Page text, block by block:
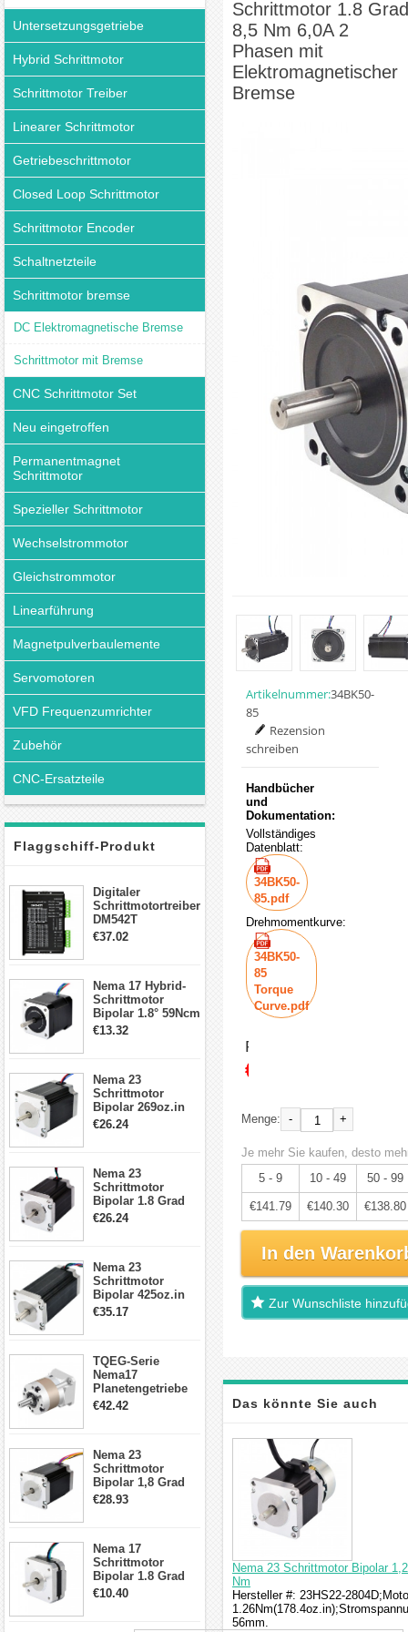
Untersetzungsgetriebe
Hybrid Schrittmotor
Schrittmotor Treiber
Linearer Schrittmotor
Getriebeschrittmotor
Closed Loop Schrittmotor
Schrittmotor Encoder
Schaltnetzteile
Schrittmotor bremse
DC Elektromagnetische Bremse
Schrittmotor mit Bremse
CNC Schrittmotor Set
Neu eingetroffen
Permanentmagnet
Schrittmotor
Spezieller Schrittmotor
Wechselstrommotor
Gleichstrommotor
Linearführung
Magnetpulverbaulemente
Servomotoren
VFD Frequenzumrichter
Zubehör
CNC-Ersatzteile
Flaggschiff-Produkt
Digitaler
Schrittmotortreiber
DM542T
Schrittmotor
Schrittmotor
€37.02
Nema 17 Hybrid-
Schrittmotor
Bipolar 1.8° 59Ncm
2A 4 Drähte mit 1m
€13.32
Nema 23
Schrittmotor
Bipolar 269oz.in
2,8A 57x57x76mm
€26.24
Nema 23
Schrittmotor
Bipolar 1.8 Grad
1.9Nm 3A 3.36V 4
€26.24
Nema 23
Schrittmotor
Bipolar 425oz.in
4.2A 57x57x114mm
€35.17
TQEG-Serie
Nema17
Planetengetriebe
5:1 Spiel 15Arc-
€42.42
Nema 23
Schrittmotor
Bipolar 1,8 Grad
2,83Nm 4 A 2,26V
€28.93
Nema 17
Schrittmotor
Bipolar 1.8 Grad
8.7Ncm 1A 3.5V 4
€10.40
Schrittmotor 1.8 Grad
8,5 Nm 6,0A 2
Phasen mit
Elektromagnetischer
Bremse
Artikelnummer:34BK50-
85
Rezension
schreiben
Handbücher
und
Dokumentation:
Vollständiges
Datenblatt:
34BK50-
85.pdf
Drehmomentkurve:
34BK50-
85
Torque
Curve.pdf
Preis:
€149.25
Menge: - +
Je mehr Sie kaufen, desto
5 - 9
10 - 49 50 - 99
€141.79 €140.30 €138.80
In den
Zur Wunschliste
Das könnte Sie auch
interessieren
Nema 23 Schrittmotor Bipolar
Nm
Hersteller #: 23HS22-
56mm.